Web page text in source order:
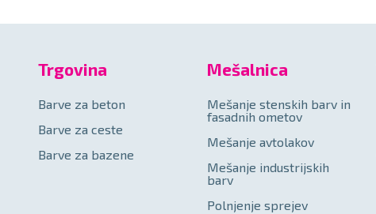
Trgovina
Barve za beton
Barve za ceste
Barve za bazene
Mešalnica
Mešanje stenskih barv in
fasadnih ometov
Mešanje avtolakov
Mešanje industrijskih
barv
Polnjenje sprejev